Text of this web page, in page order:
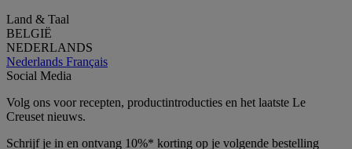
Land & Taal
BELGIË
NEDERLANDS
Nederlands Français
Social Media
Volg ons voor recepten, productintroducties en het laatste Le
Creuset nieuws.
Schrijf je in en ontvang 10%* korting op je volgende bestelling